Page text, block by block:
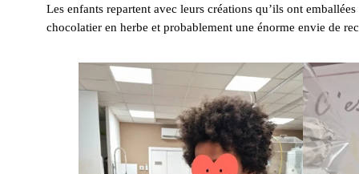
Les enfants repartent avec leurs créations qu’ils ont
chocolatier en herbe et probablement une énorme envie de